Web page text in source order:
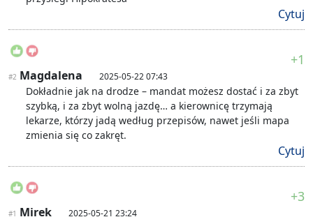
Cytuj
+1
#2 Magdalena 2025-05-22 07:43
Dokładnie jak na drodze – mandat możesz dostać i za zbyt
szybką, i za zbyt wolną jazdę… a kierownicę trzymają
lekarze, którzy jadą według przepisów, nawet jeśli mapa
zmienia się co zakręt.
Cytuj
+3
#1 Mirek 2025-05-21 23:24